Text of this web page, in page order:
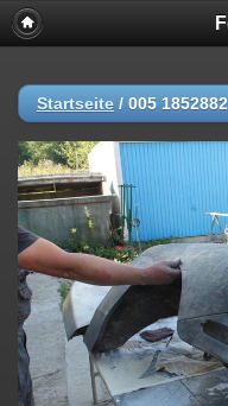
Startseite / 005